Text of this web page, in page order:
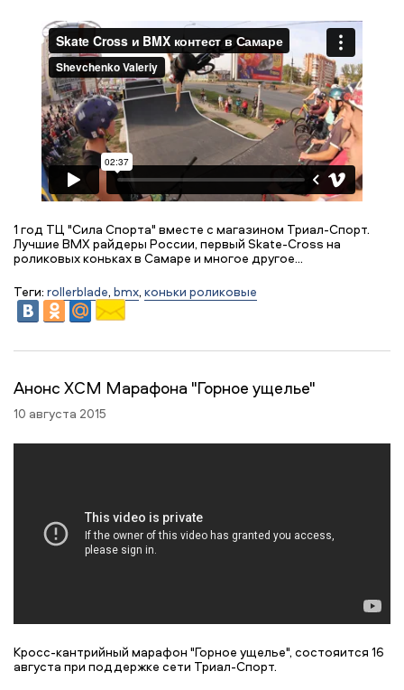
1 год ТЦ "Сила Спорта" вместе с магазином Триал-Спорт.
Лучшие BMX райдеры России, первый Skate-Cross на
роликовых коньках в Самаре и многое другое...
Теги: rollerblade, bmx, коньки роликовые
Анонс XCM Марафона "Горное ущелье"
10 августа 2015
Кросс-кантрийный марафон "Горное ущелье", состояится 16
августа при поддержке сети Триал-Спорт.